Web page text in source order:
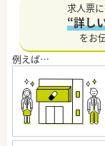
求人票
“詳し
をお